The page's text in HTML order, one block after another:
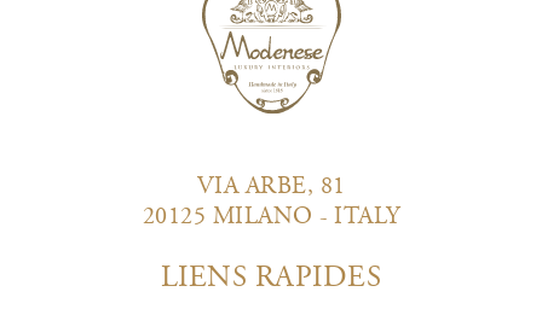
VIA ARBE, 81
20125 MILANO - ITALY
LIENS RAPIDES